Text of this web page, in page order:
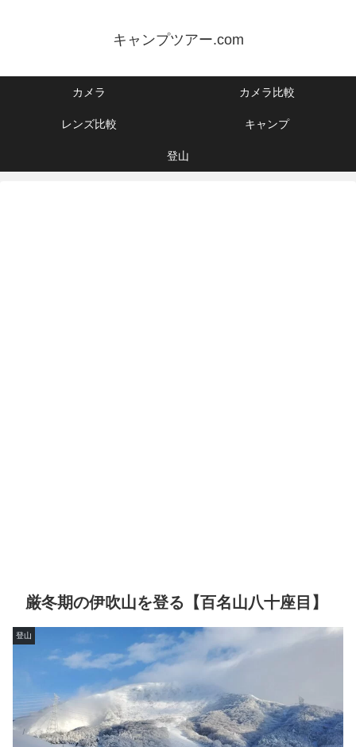
キャンプツアー.com
カメラ カメラ比較
レンズ比較 キャンプ
登山
厳冬期の伊吹山を登る【百名山八十座目】
登山